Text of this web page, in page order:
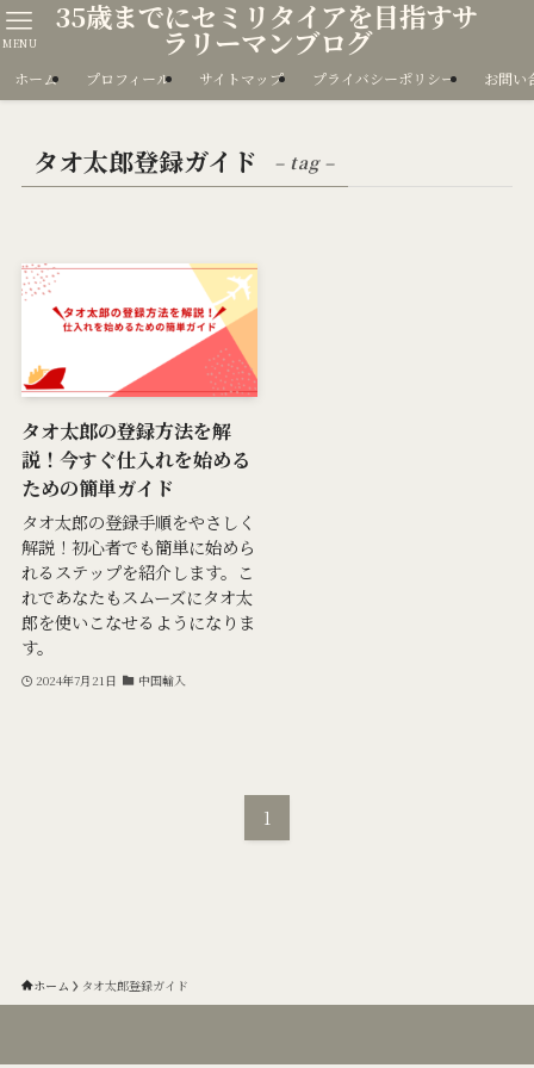
35歳までにセミリタイアを目指すサ
ラリーマンブログ
MENU
ホーム プロフィール サイトマップ プライバシーポリシー お問い
タオ太郎登録ガイド – tag –
タオ太郎の登録方法を解
説！今すぐ仕入れを始める
ための簡単ガイド
タオ太郎の登録手順をやさしく
解説！初心者でも簡単に始めら
れるステップを紹介します。こ
れであなたもスムーズにタオ太
郎を使いこなせるようになりま
す。
2024年7月21日 中国輸入
1
ホーム タオ太郎登録ガイド